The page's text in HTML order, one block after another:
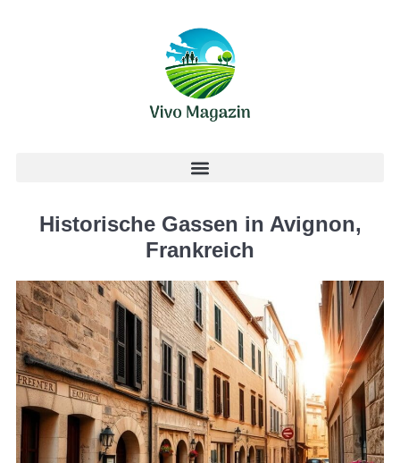
Historische Gassen in Avignon,
Frankreich